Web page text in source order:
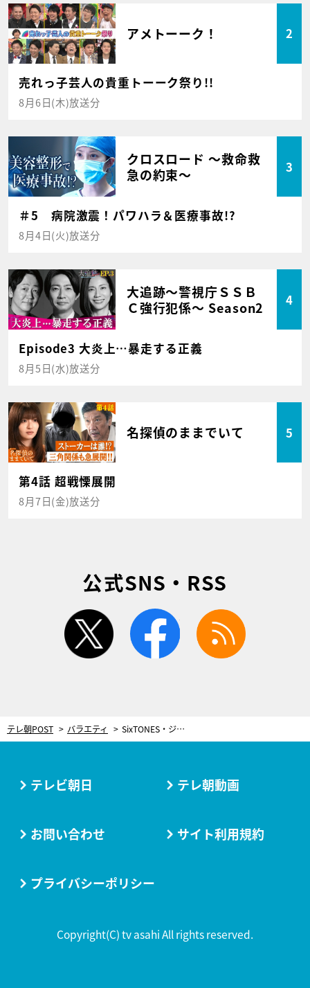
アメトーーク！ 2
売れっ子芸人の貴重トーーク祭り!!
8月6日(木)放送分
クロスロード ～救命救
急の約束～
3
＃5 病院激震！パワハラ＆医療事故!?
8月4日(火)放送分
大追跡～警視庁ＳＳＢ
Ｃ強行犯係～ Season2
4
Episode3 大炎上…暴走する正義
8月5日(水)放送分
名探偵のままでいて 5
第4話 超戦慄展開
8月7日(金)放送分
公式SNS・RSS
twitter facebook
テレ朝POST バラエティ SixTONES・ジェシー、“赤面”映像が流出の危機！14年ぶりに「芸能界へそくり選手権」復活
テレビ朝日 テレ朝動画
お問い合わせ サイト利用規約
プライバシーポリシー
Copyright(C) tv asahi All rights reserved.